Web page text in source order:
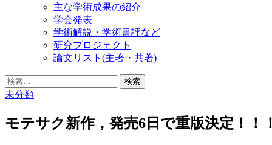
主な学術成果の紹介
学会発表
学術解説・学術書評など
研究プロジェクト
論文リスト(主著・共著)
検
索:
未分類
モテサク新作，発売6日で重版決定！！